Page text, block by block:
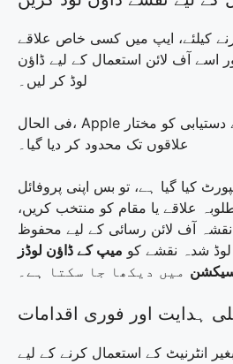
کیلئے، ایپ میں کسی خاص علاقے
اسے آف لائن استعمال کے لیے ڈاؤن
لوڈ کر لیں۔
فی الحال، Apple کی آف لائن نقشے دستیابی کو مختار
علاقوں تک محدود کر دیا گیا۔
کیا گیا ہے، تو بس اپنی پروفائل
علاقے یا مقام کو منتخب کریں،
نقشہ آف لائن رسائی کے لیے محفوظ
لوڈ شدہ نقشے کو میپ کے ڈاؤن لوڈز
میں دیکھا جا سکتا ہے۔
ہدایت اور فوری اقدامات
انٹرنیٹ کے استعمال کرنے کے لیے